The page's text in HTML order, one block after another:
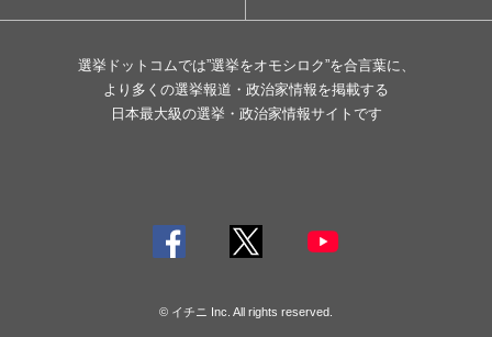
選挙ドットコムでは”選挙をオモシロク”を合言葉に、
より多くの選挙報道・政治家情報を掲載する
日本最大級の選挙・政治家情報サイトです
© イチニ Inc. All rights reserved.